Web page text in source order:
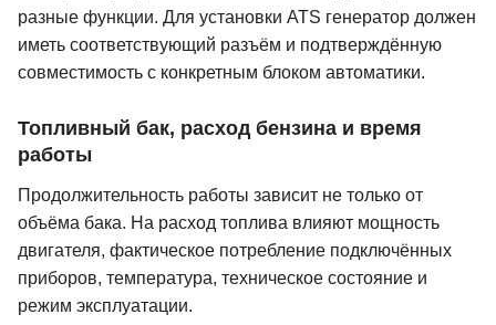
разные функции. Для установки ATS генератор должен
иметь соответствующий разъём и подтверждённую
совместимость с конкретным блоком автоматики.
Топливный бак, расход бензина и время
работы
Продолжительность работы зависит не только от
объёма бака. На расход топлива влияют мощность
двигателя, фактическое потребление подключённых
приборов, температура, техническое состояние и
режим эксплуатации.